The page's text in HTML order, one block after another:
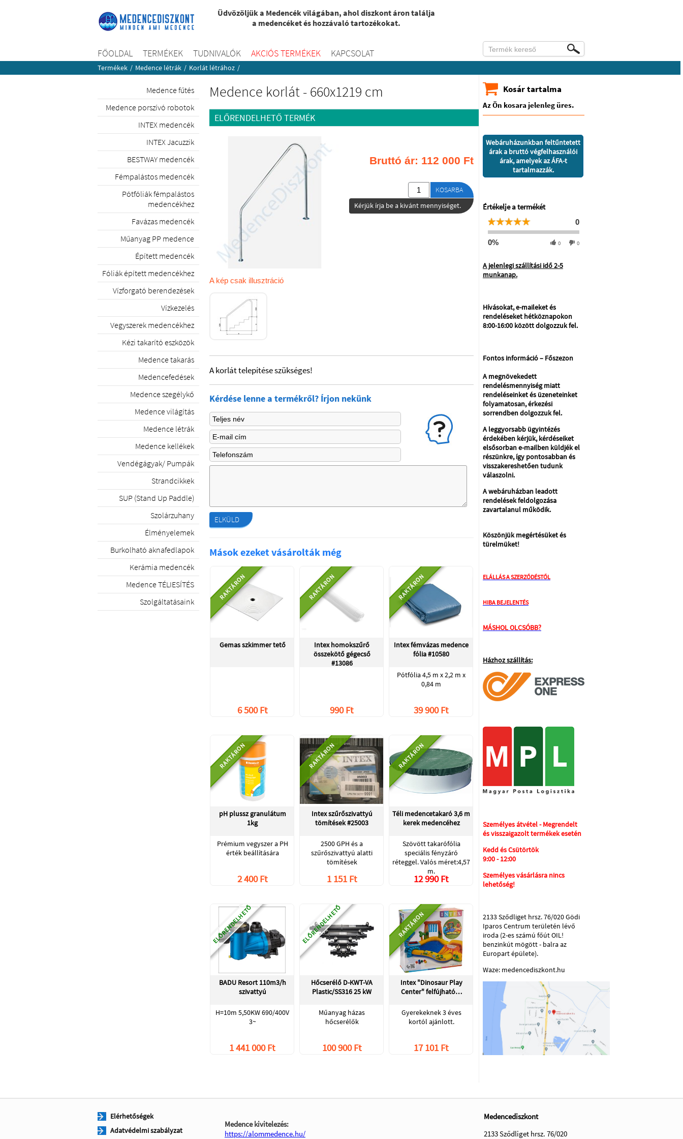
Üdvözöljük a Medencék világában, ahol diszkont áron találja
a medencéket és hozzávaló tartozékokat.
FŐOLDAL TERMÉKEK TUDNIVALÓK AKCIÓS TERMÉKEK KAPCSOLAT
Termékek / Medence létrák / Korlát létrához /
Medence fűtés
Medence porszívó robotok
INTEX medencék
INTEX Jacuzzik
BESTWAY medencék
Fémpalástos medencék
Pótfóliák fémpalástos
medencékhez
Favázas medencék
Műanyag PP medence
Épített medencék
Fóliák épített medencékhez
Vízforgató berendezések
Vízkezelés
Vegyszerek medencékhez
Kézi takarító eszközök
Medence takarás
Medencefedések
Medence szegélykő
Medence világítás
Medence létrák
Medence kellékek
Vendégágyak/ Pumpák
Strandcikkek
SUP (Stand Up Paddle)
Szolárzuhany
Élményelemek
Burkolható aknafedlapok
Kerámia medencék
Medence TÉLIESÍTÉS
Szolgáltatásaink
Medence korlát - 660x1219 cm
ELŐRENDELHETŐ TERMÉK
Bruttó ár: 112 000 Ft
KOSARBA
Kérjük írja be a kivánt mennyiséget.
A kép csak illusztráció
A korlát telepítése szükséges!
Kérdése lenne a termékről? Írjon nekünk
ELKÜLD
Mások ezeket vásárolták még
RAKTÁRON
Gemas szkimmer tető
6 500 Ft
RAKTÁRON
Intex homokszűrő
összekötő gégecső
#13086
990 Ft
RAKTÁRON
Intex fémvázas medence
fólia #10580
Pótfólia 4,5 m x 2,2 m x
0,84 m
39 900 Ft
RAKTÁRON
pH plussz granulátum
1kg
Prémium vegyszer a PH
érték beállítására
2 400 Ft
RAKTÁRON
Intex szűrőszivattyú
tömítések #25003
2500 GPH és a
szűrőszivattyú alatti
tömítések
1 151 Ft
RAKTÁRON
Téli medencetakaró 3,6 m
kerek medencéhez
Szövött takarófólia
speciális fényzáró
réteggel. Valós méret:4,57
m.
12 990 Ft
ELŐRENDELHETŐ
BADU Resort 110m3/h
szivattyú
H=10m 5,50KW 690/400V
3~
1 441 000 Ft
ELŐRENDELHETŐ
Hőcserélő D-KWT-VA
Plastic/SS316 25 kW
Műanyag házas
hőcserélők
100 900 Ft
RAKTÁRON
Intex "Dinosaur Play
Center" felfújható…
Gyerekeknek 3 éves
kortól ajánlott.
17 101 Ft
Kosár tartalma
Az Ön kosara jelenleg üres.
Webáruházunkban feltűntetett
árak a bruttó végfelhasználói
árak, amelyek az ÁFA-t
tartalmazzák.
Értékelje a termékét
0
0% 0 0
A jelenlegi szállítási idő 2-5
munkanap.
Hívásokat, e-maileket és
rendeléseket hétköznapokon
8:00-16:00 között dolgozzuk fel.
Fontos információ – Főszezon
A megnövekedett
rendelésmennyiség miatt
rendeléseinket és üzeneteinket
folyamatosan, érkezési
sorrendben dolgozzuk fel.
A leggyorsabb ügyintézés
érdekében kérjük, kérdéseiket
elsősorban e-mailben küldjék el
részünkre, így pontosabban és
visszakereshetően tudunk
válaszolni.
A webáruházban leadott
rendelések feldolgozása
zavartalanul működik.
Köszönjük megértésüket és
türelmüket!
ELÁLLÁS A SZERZŐDÉSTŐL
HIBA BEJELENTÉS
MÁSHOL OLCSÓBB?
Házhoz szállítás:
Személyes átvétel - Megrendelt
és visszaigazolt termékek esetén
Kedd és Csütörtök
9:00 - 12:00
Személyes vásárlásra nincs
lehetőség!
2133 Sződliget hrsz. 76/020 Gödi
Iparos Centrum területén lévő
iroda (2-es számú főút OIL!
benzinkút mögött - balra az
Europart épülete).
Waze: medencediszkont.hu
Elérhetőségek
Adatvédelmi szabályzat
Medence kivitelezés:
https://alommedence.hu/
Medencediszkont
2133 Sződliget hrsz. 76/020